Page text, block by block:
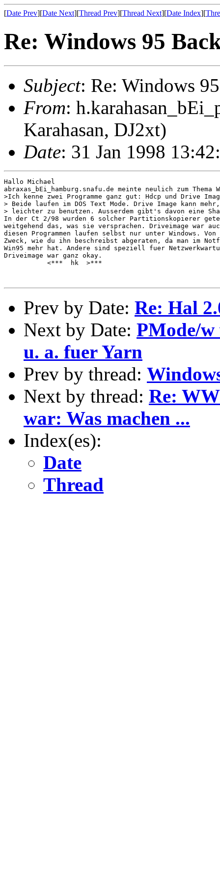
[Date Prev][Date Next][Thread Prev][Thread Next][Date Index][
Re: Windows 95
Subject: Re: Windows
From:
Karahasan, DJ2xt)
Date: 31 Jan 1998
Hallo Michael
abraxas_bEi_hamburg.snafu.de meinte neulich zum
>Ich kenne zwei Programme ganz gut: Hdcp und Drive
> Beide laufen im DOS Text Mode. Drive Image kann
> leichter zu benutzen. Ausserdem gibt's davon eine
In der Ct 2/98 wurden 6 solcher Partitionskopierer
weitgehend das, was sie versprachen. Driveimage war
diesen Programmen laufen selbst nur unter Windows. Von
Zweck, wie du ihn beschreibst abgeraten, da man im
Win95 mehr hat. Andere sind speziell fuer
Driveimage war ganz okay.
           <***  hk  >***
Prev by Date: Re: Hal
Next by Date: PMode/w
u. a. fuer Yarn
Prev by thread:
Next by thread: Re:
war: Was machen ...
Index(es):
Date
Thread